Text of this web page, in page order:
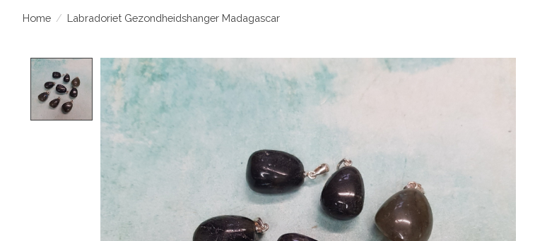
Home / Labradoriet Gezondheidshanger Madagascar
Product image slideshow Items